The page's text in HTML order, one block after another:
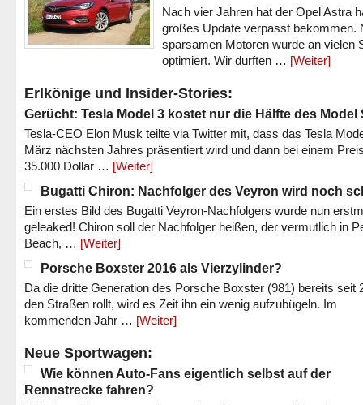
Nach vier Jahren hat der Opel Astra
großes Update verpasst bekommen.
sparsamen Motoren wurde an vielen
optimiert. Wir durften … [Weiter]
Erlkönige und Insider-Stories:
Gerücht: Tesla Model 3 kostet nur die Hälfte des Model
Tesla-CEO Elon Musk teilte via Twitter mit, dass das Tesla
März nächsten Jahres präsentiert wird und dann bei einem
35.000 Dollar … [Weiter]
Bugatti Chiron: Nachfolger des Veyron wird noch
Ein erstes Bild des Bugatti Veyron-Nachfolgers wurde nun
geleaked! Chiron soll der Nachfolger heißen, der vermutlich in
Beach, … [Weiter]
Porsche Boxster 2016 als Vierzylinder?
Da die dritte Generation des Porsche Boxster (981) bereits seit
den Straßen rollt, wird es Zeit ihn ein wenig aufzubügeln. Im
kommenden Jahr … [Weiter]
Neue Sportwagen:
Wie können Auto-Fans eigentlich selbst auf der
Rennstrecke fahren?